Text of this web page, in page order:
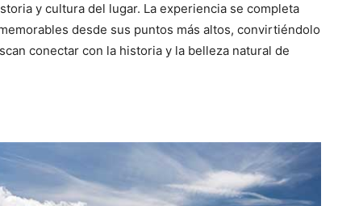
y cultura del lugar. La experiencia se completa
desde sus puntos más altos, convirtiéndolo
conectar con la historia y la belleza natural de